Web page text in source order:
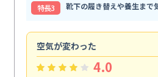
特⻑3
靴下の履き替えや養生まで
空気が変わった
4.0